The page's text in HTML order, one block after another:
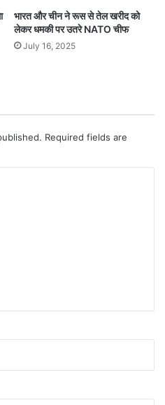
भारत और चीन ने रूस से तेल खरीद को
लेकर धमकी पर उतरे NATO चीफ
July 16, 2025
Required fields are